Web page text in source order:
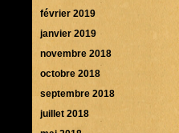
février 2019
janvier 2019
novembre 2018
octobre 2018
septembre 2018
juillet 2018